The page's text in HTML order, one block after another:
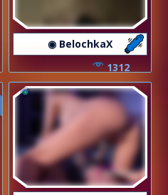
◉ BelochkaX
1312